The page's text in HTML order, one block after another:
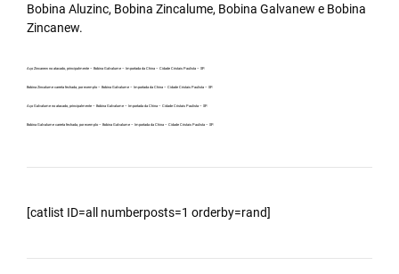
Bobina Aluzinc, Bobina Zincalume, Bobina Galvanew e Bobina
Zincanew.
Aço Zincanew no atacado, principalmente – Bobina Galvalume – Importada da China – Cidade Cristais Paulista – SP.
Bobina Zincalume carreta fechada, por exemplo – Bobina Galvalume – Importada da China – Cidade Cristais Paulista – SP.
Aço Galvalume no atacado, principalmente – Bobina Galvalume – Importada da China – Cidade Cristais Paulista – SP.
Bobina Galvalume carreta fechada, por exemplo – Bobina Galvalume – Importada da China – Cidade Cristais Paulista – SP.
[catlist ID=all numberposts=1 orderby=rand]